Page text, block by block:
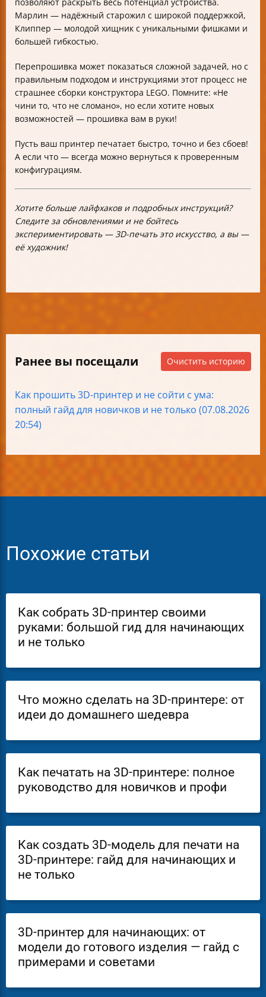
Марлин — надёжный старожил с широкой поддержкой,
Клиппер — молодой хищник с уникальными фишками и
большей гибкостью.
Перепрошивка может показаться сложной задачей, но с
правильным подходом и инструкциями этот процесс не
страшнее сборки конструктора LEGO. Помните: «Не
чини то, что не сломано», но если хотите новых
возможностей — прошивка вам в руки!
Пусть ваш принтер печатает быстро, точно и без сбоев!
А если что — всегда можно вернуться к проверенным
конфигурациям.
Хотите больше лайфхаков и подробных инструкций?
Следите за обновлениями и не бойтесь
экспериментировать — 3D-печать это искусство, а вы —
её художник!
Ранее вы посещали Очистить историю
Как прошить 3D-принтер и не сойти с ума:
полный гайд для новичков и не только (07.08.2026
20:54)
Похожие статьи
Как собрать 3D-принтер своими
руками: большой гид для начинающих
и не только
Что можно сделать на 3D-принтере: от
идеи до домашнего шедевра
Как печатать на 3D-принтере: полное
руководство для новичков и профи
Как создать 3D-модель для печати на
3D-принтере: гайд для начинающих и
не только
3D-принтер для начинающих: от
модели до готового изделия — гайд с
примерами и советами